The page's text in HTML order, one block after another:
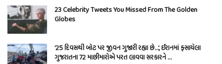
23 Celebrity Tweets You Missed From The Golden
Globes
’25 દિવસથી બોટ પર જીવન ગુજારી રહ્યા છે…’, ઈરાનમાં ફસાયેલા
ગુજરાતના 72 માછીમારોએ પરત લાવવા સરકારને …